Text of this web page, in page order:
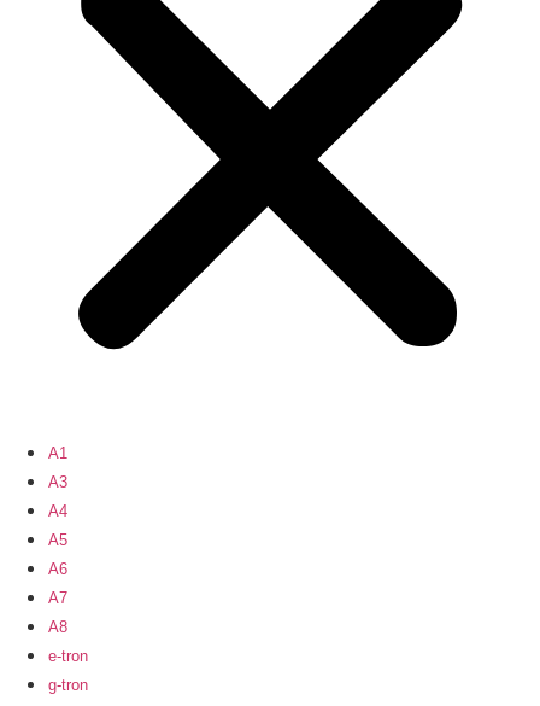
A1
A3
A4
A5
A6
A7
A8
e-tron
g-tron